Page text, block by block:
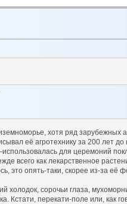
хотя ряд зарубежных
её агротехнику за 200 лет
для церемоний
всего как лекарственное
это опять-таки, скорее из-за eё
сорочьи глаза,
перекати-поле или, как